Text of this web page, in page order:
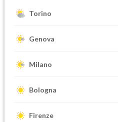
Torino
Genova
Milano
Bologna
Firenze